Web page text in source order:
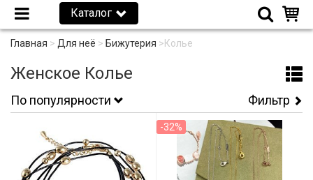
Каталог
Главная > Для неё > Бижутерия >Колье
Женское Колье
По популярности Фильтр
-32%